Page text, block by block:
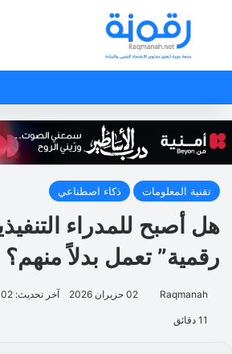
بحث عن
تقنية المعلومات ذكاء اصطناعي
هل أصبح للمدراء
رقمية” تعمل بدلاً منهم؟
Raqmanah 02 حزيران 2026 آخر تحديث: 02 يونيو 2026